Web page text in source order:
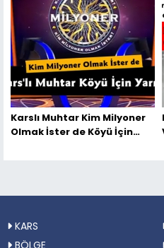
Karslı Muhtar Kim Milyoner
Olmak İster de Köyü İçin
KARS
BÖLGE